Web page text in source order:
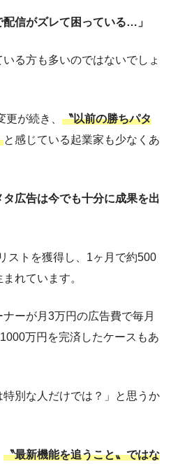
配信がズレて困っている…」
る方も多いのではないでしょ
が続き、 〝以前の勝ちパタ
と感じている起業家も少なくあ
タ広告は今でも十分に成果を出
ストを獲得し、1ヶ月で約500
れています。
ーが月3万円の広告費で毎月
万円を完済したケースもあ
別な人だけでは？」と思うか
〝最新機能を追うこと〟ではな